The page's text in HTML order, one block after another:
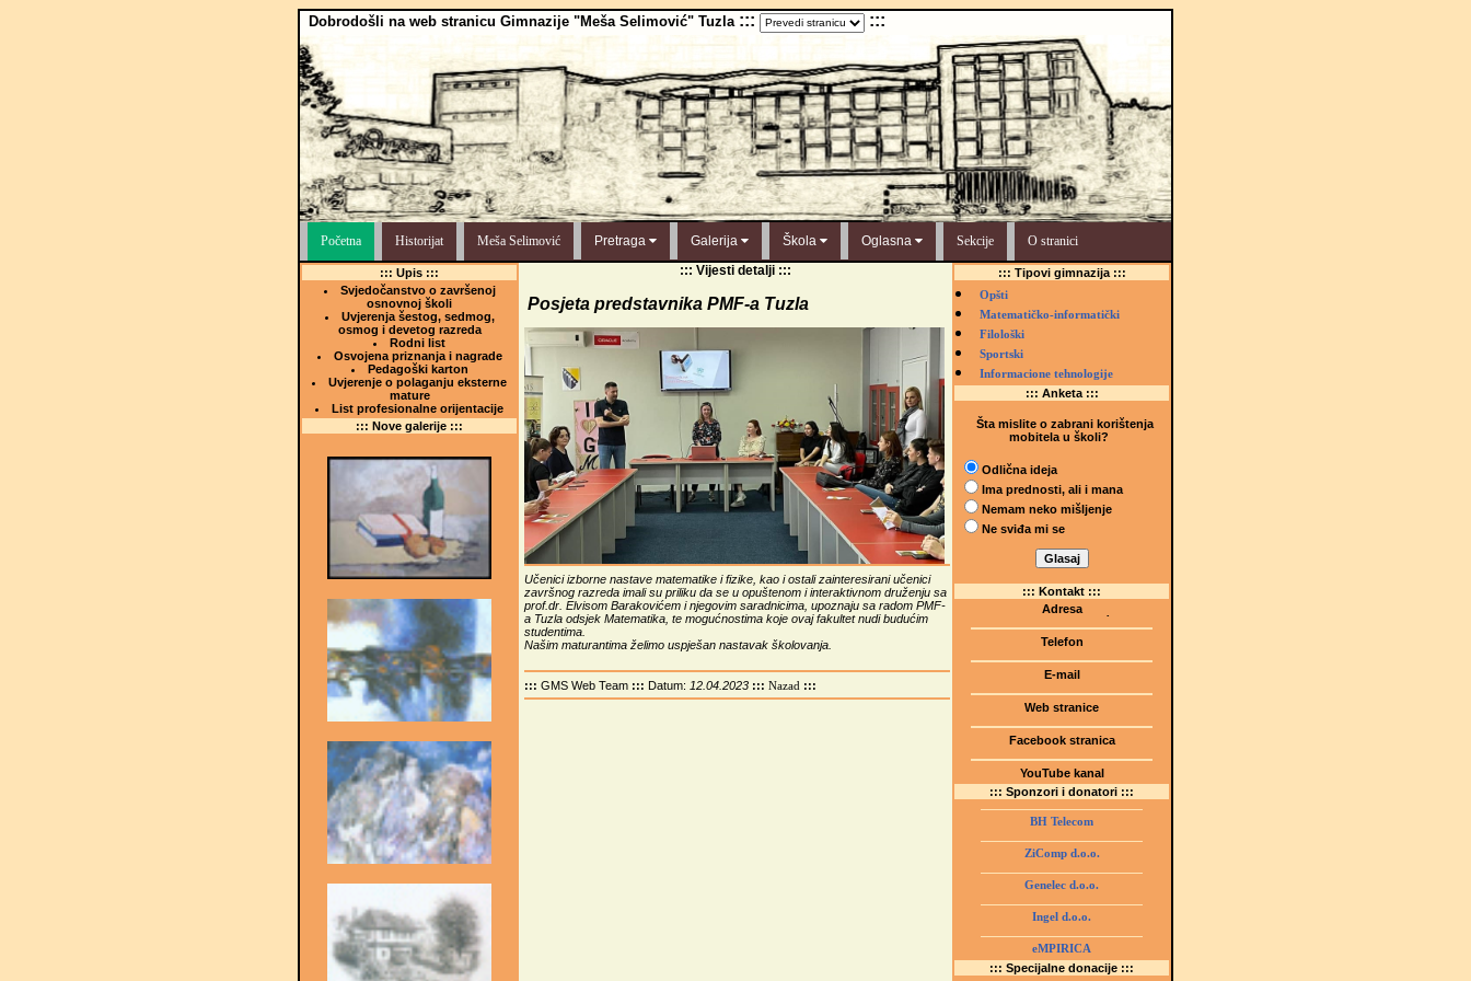
Dobrodošli na web stranicu Gimnazije "Meša Selimović" Tuzla ::: :::
Početna Historijat Meša Selimović Pretraga Galerija Škola Oglasna Sekcije O stranici
::: Upis :::
Svjedočanstvo o završenoj
osnovnoj školi
Uvjerenja šestog, sedmog,
osmog i devetog razreda
Rodni list
Osvojena priznanja i nagrade
Pedagoški karton
Uvjerenje o polaganju eksterne
mature
List profesionalne orijentacije
::: Nove galerije :::
::: Vijesti detalji :::
Posjeta predstavnika PMF-a Tuzla
Učenici izborne nastave matematike i fizike, kao i ostali zainteresirani učenici
završnog razreda imali su priliku da se u opuštenom i interaktivnom druženju sa
prof.dr. Elvisom Barakovićem i njegovim saradnicima, upoznaju sa radom PMF-
a Tuzla odsjek Matematika, te mogućnostima koje ovaj fakultet nudi budućim
studentima.
Našim maturantima želimo uspješan nastavak školovanja.
::: GMS Web Team::: Datum: 12.04.2023::: Nazad :::
::: Tipovi gimnazija :::
Opšti
Matematičko-informatički
Filološki
Sportski
Informacione tehnologije
::: Anketa :::
Šta mislite o zabrani korištenja
mobitela u školi?
Odlična ideja
Ima prednosti, ali i mana
Nemam neko mišljenje
Ne sviđa mi se
::: Kontakt :::
Adresa
(Šetalište I.G. Kovačića 1)
75000 Tuzla, BiH
Telefon
E-mail
Web stranice
www.gmstziam.com.ba
Facebook stranica
YouTube kanal
GMS Tuzla
::: Sponzori i donatori :::
BH Telecom
ZiComp d.o.o.
Genelec d.o.o.
Ingel d.o.o.
eMPIRICA
::: Specijalne donacije :::